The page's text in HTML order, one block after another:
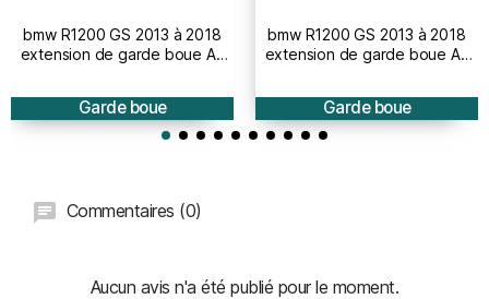
bmw R1200 GS 2013 à 2018
extension de garde boue AV
Garde boue
bmw R1200 GS 2013 à 2018
extension de garde boue AV
Garde boue
Commentaires (0)
Aucun avis n'a été publié pour le moment.